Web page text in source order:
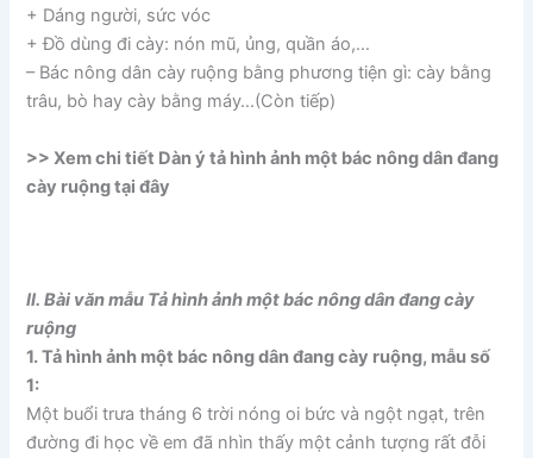
+ Dáng người, sức vóc
+ Đồ dùng đi cày: nón mũ, ủng, quần áo,…
– Bác nông dân cày ruộng bằng phương tiện gì: cày bằng
trâu, bò hay cày bằng máy…(Còn tiếp)
>> Xem chi tiết Dàn ý tả hình ảnh một bác nông dân đang
cày ruộng tại đây
II. Bài văn mẫu Tả hình ảnh một bác nông dân đang cày
ruộng
1. Tả hình ảnh một bác nông dân đang cày ruộng, mẫu số
1:
Một buổi trưa tháng 6 trời nóng oi bức và ngột ngạt, trên
đường đi học về em đã nhìn thấy một cảnh tượng rất đỗi